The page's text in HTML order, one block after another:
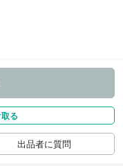
る
出品者に質問